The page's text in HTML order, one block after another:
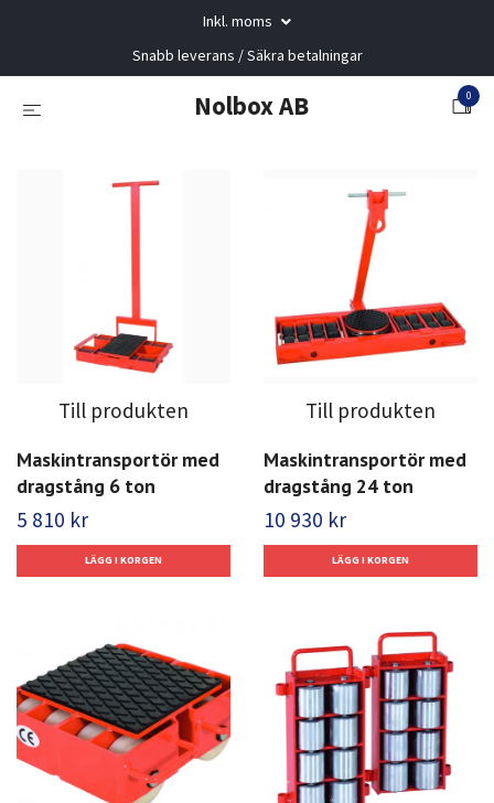
Inkl. moms
Snabb leverans / Säkra betalningar
Nolbox AB 0
Till produkten
Maskintransportör med
dragstång 6 ton
5 810 kr
Till produkten
Maskintransportör med
dragstång 24 ton
10 930 kr